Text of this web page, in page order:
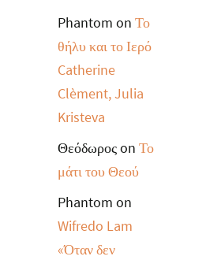
Phantom on Το
θήλυ και το Ιερό
Catherine
Clèment, Julia
Kristeva
Θεόδωροςon Το
μάτι του Θεού
Phantom on
Wifredo Lam
«Όταν δεν